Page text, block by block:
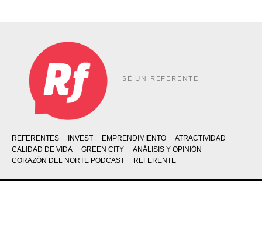
SÉ UN REFERENTE
REFERENTES INVEST EMPRENDIMIENTO
ATRACTIVIDAD
CALIDAD DE VIDA
GREEN CITY
ANÁLISIS Y OPINIÓN
CORAZÓN DEL NORTE PODCAST
REFERENTE